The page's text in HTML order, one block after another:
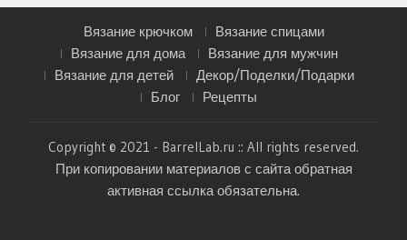
Вязание крючком
Вязание спицами
Вязание для дома
Вязание для мужчин
Вязание для детей
Декор/Поделки/Подарки
Блог
Рецепты
Copyright © 2021 - BarrelLab.ru :: All rights reserved.
При копировании материалов с сайта обратная
активная ссылка обязательна.